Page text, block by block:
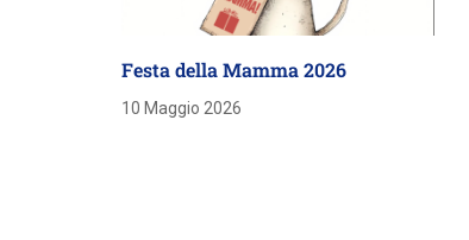
Festa della Mamma 2026
10 Maggio 2026